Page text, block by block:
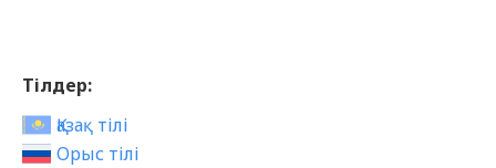
Тілдер:
Қазақ тілі
Орыс тілі